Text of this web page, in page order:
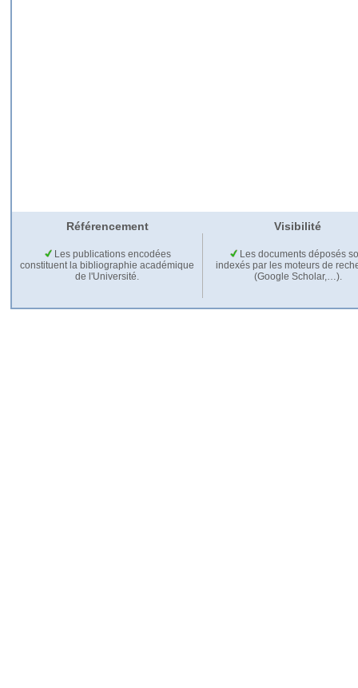
Référencement Visibilité
Les publications encodées
constituent la bibliographie académique
de l'Université.
Les documents déposés
indexés par les moteurs de
(Google Scholar,…).